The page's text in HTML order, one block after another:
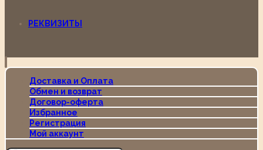
РЕКВИЗИТЫ
Доставка и Оплата
Обмен и возврат
Договор-оферта
Избранное
Регистрация
Мой аккаунт